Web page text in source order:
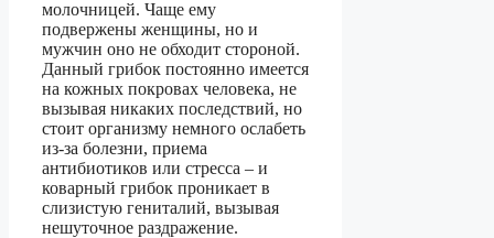
молочницей. Чаще ему
подвержены женщины, но и
мужчин оно не обходит стороной.
Данный грибок постоянно имеется
на кожных покровах человека, не
вызывая никаких последствий, но
стоит организму немного ослабеть
из-за болезни, приема
антибиотиков или стресса – и
коварный грибок проникает в
слизистую гениталий, вызывая
нешуточное раздражение.